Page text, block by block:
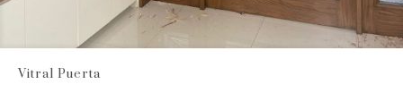
Vitral Puerta